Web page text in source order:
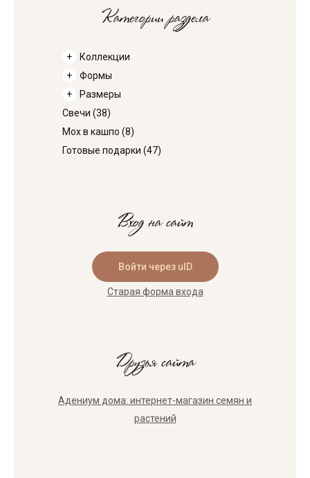
Категории раздела
Коллекции
Формы
Размеры
Свечи (38)
Мох в кашпо (8)
Готовые подарки (47)
Вход на сайт
Войти через uID
Старая форма входа
Друзья сайта
Адениум дома: интернет-магазин семян и
растений